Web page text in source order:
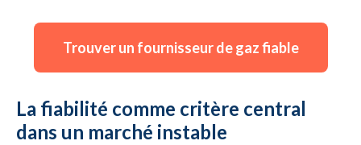
Trouver un fournisseur de gaz fiable
La fiabilité comme critère central
dans un marché instable